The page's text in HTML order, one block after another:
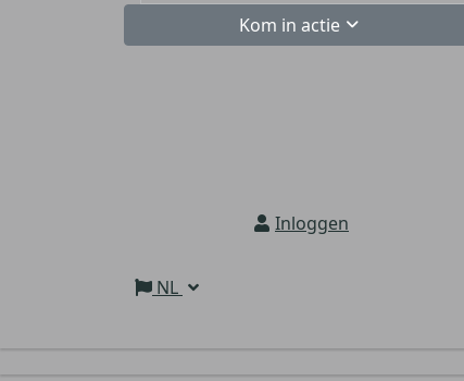
Kom in actie
Inloggen
NL